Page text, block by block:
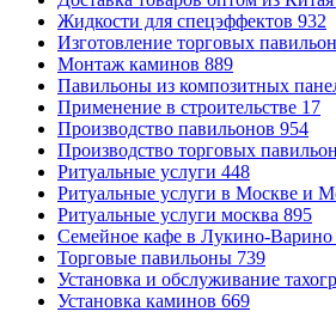
Жидкости для спецэффектов 932
Изготовление торговых
Монтаж каминов 889
Павильоны из композитных
Применение в строительстве 17
Производство павильонов 954
Производство торговых
Ритуальные услуги 448
Ритуальные услуги в Москве и
Ритуальные услуги москва 895
Семейное кафе в Лукино-Варино
Торговые павильоны 739
Установка и обслуживание
Установка каминов 669